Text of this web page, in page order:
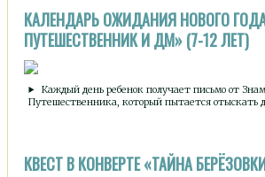
КАЛЕНДАРЬ ОЖИДАНИЯ НОВОГО
ПУТЕШЕСТВЕННИК И ДМ» (7-12 ЛЕТ)
Каждый день ребенок получает письмо от
Путешественника, который пытается отыскать
КВЕСТ В КОНВЕРТЕ «ТАЙНА